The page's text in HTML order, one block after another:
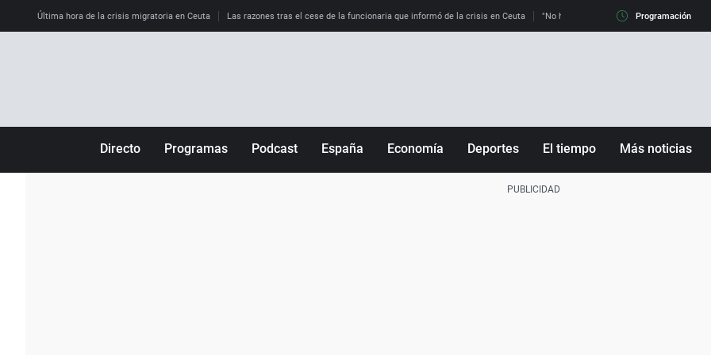
Última hora de la crisis migratoria en Ceuta Las razones tras el cese de la funcionaria que informó de la crisis en Ceuta "No hay mafias, que no nos engañen":
Programación
Directo Programas Podcast España Economía Deportes El tiempo Más noticias